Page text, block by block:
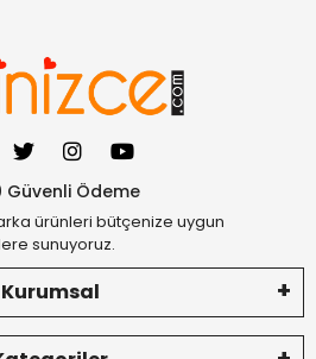
Güvenli Ödeme
ürünleri bütçenize uygun
sunuyoruz.
Kurumsal